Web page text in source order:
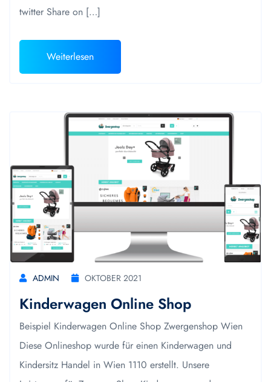
twitter Share on […]
Weiterlesen
ADMIN OKTOBER 2021
Kinderwagen Online Shop
Beispiel Kinderwagen Online Shop Zwergenshop Wien
Diese Onlineshop wurde für einen Kinderwagen und
Kindersitz Handel in Wien 1110 erstellt. Unsere